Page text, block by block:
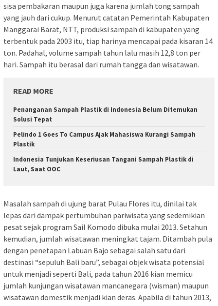
sisa pembakaran maupun juga karena jumlah tong sampah
yang jauh dari cukup. Menurut catatan Pemerintah Kabupaten
Manggarai Barat, NTT, produksi sampah di kabupaten yang
terbentuk pada 2003 itu, tiap harinya mencapai pada kisaran 14
ton. Padahal, volume sampah tahun lalu masih 12,8 ton per
hari. Sampah itu berasal dari rumah tangga dan wisatawan.
READ MORE
Penanganan Sampah Plastik di Indonesia Belum Ditemukan
Solusi Tepat
Pelindo 1 Goes To Campus Ajak Mahasiswa Kurangi Sampah
Plastik
Indonesia Tunjukan Keseriusan Tangani Sampah Plastik di
Laut, Saat OOC
Masalah sampah di ujung barat Pulau Flores itu, dinilai tak
lepas dari dampak pertumbuhan pariwisata yang sedemikian
pesat sejak program Sail Komodo dibuka mulai 2013. Setahun
kemudian, jumlah wisatawan meningkat tajam. Ditambah pula
dengan penetapan Labuan Bajo sebagai salah satu dari
destinasi “sepuluh Bali baru”, sebagai objek wisata potensial
untuk menjadi seperti Bali, pada tahun 2016 kian memicu
jumlah kunjungan wisatawan mancanegara (wisman) maupun
wisatawan domestik menjadi kian deras. Apabila di tahun 2013,